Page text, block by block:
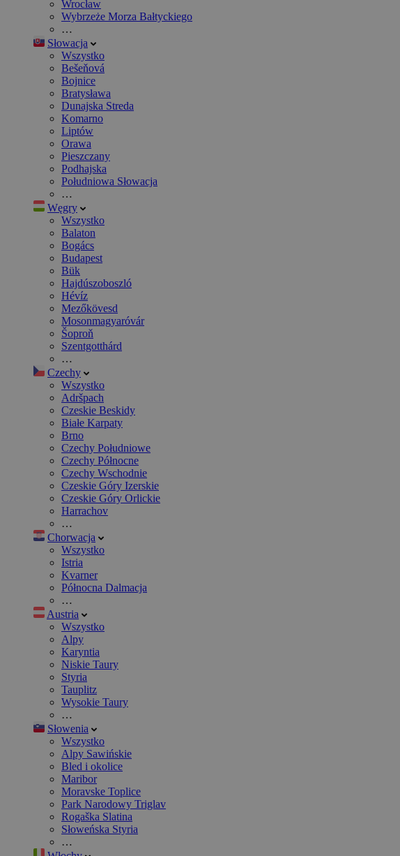
Wrocław
Wybrzeże Morza Bałtyckiego
…
Słowacja
Wszystko
Bešeňová
Bojnice
Bratysława
Dunajska Streda
Komarno
Liptów
Orawa
Pieszczany
Podhajska
Południowa Słowacja
…
Węgry
Wszystko
Balaton
Bogács
Budapest
Bük
Hajdúszoboszló
Hévíz
Mezőkövesd
Mosonmagyaróvár
Šoproň
Szentgotthárd
…
Czechy
Wszystko
Adršpach
Czeskie Beskidy
Białe Karpaty
Brno
Czechy Południowe
Czechy Północne
Czechy Wschodnie
Czeskie Góry Izerskie
Czeskie Góry Orlickie
Harrachov
…
Chorwacja
Wszystko
Istria
Kvarner
Północna Dalmacja
…
Austria
Wszystko
Alpy
Karyntia
Niskie Taury
Styria
Tauplitz
Wysokie Taury
…
Słowenia
Wszystko
Alpy Sawińskie
Bled i okolice
Maribor
Moravske Toplice
Park Narodowy Triglav
Rogaška Slatina
Słoweńska Styria
…